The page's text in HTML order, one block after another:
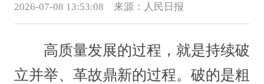
2026-07-08 13:53:08 来源： 人民日报
高质量发展的过程，就是持续破
立并举、革故鼎新的过程。破的是粗